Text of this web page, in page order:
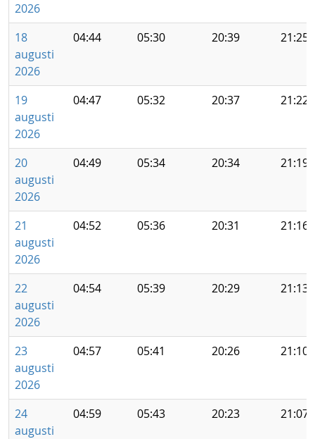
2026
18
augusti
2026
04:44 05:30 20:39 21:25
19
augusti
2026
04:47 05:32 20:37 21:22
20
augusti
2026
04:49 05:34 20:34 21:19
21
augusti
2026
04:52 05:36 20:31 21:16
22
augusti
2026
04:54 05:39 20:29 21:13
23
augusti
2026
04:57 05:41 20:26 21:10
24
augusti
04:59 05:43 20:23 21:07